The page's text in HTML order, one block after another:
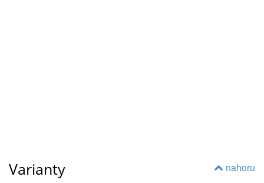
nahoru
Varianty